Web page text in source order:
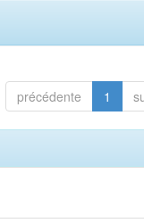
précédente 1